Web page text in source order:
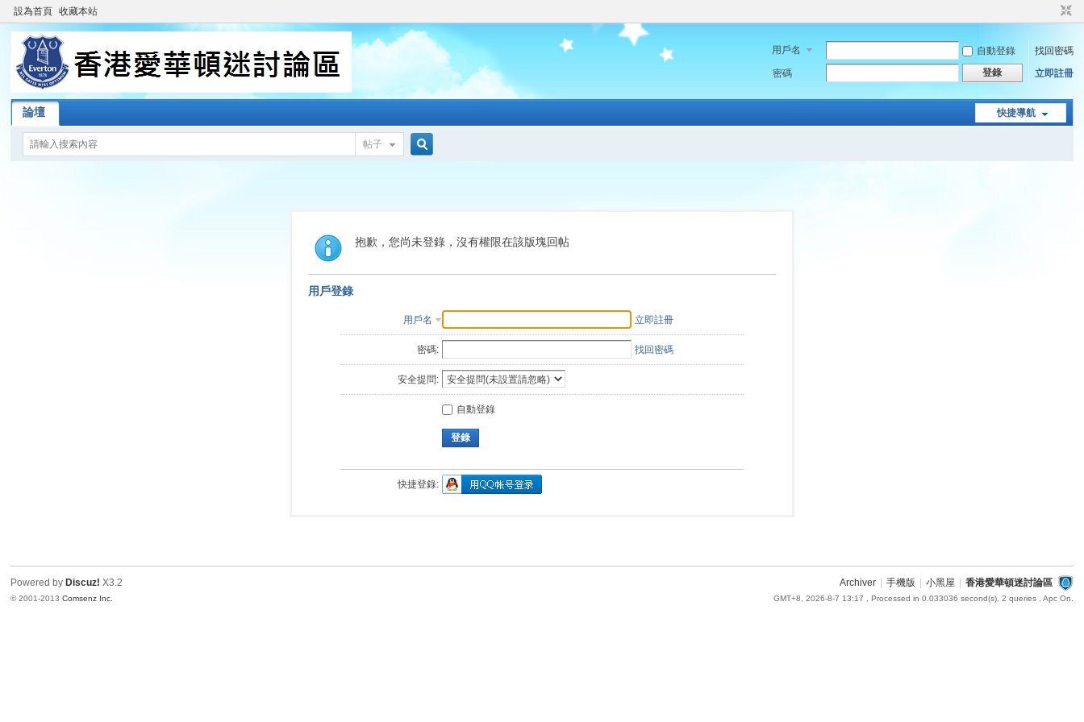
設為首頁 收藏本站
用戶名 自動登錄
找回密碼
密碼
登錄 立即註冊
快捷導航
論壇
帖子
索
抱歉，您尚未登錄，沒有權限在該版塊回帖
用戶登錄
用戶名 立即註冊
密碼: 找回密碼
安全提問:
自動登錄
登錄
快捷登錄:
Archiver 手機版 小黑屋 香港愛華頓迷討論區
GMT+8, 2026-8-7 13:17 , Processed in 0.033036 second(s), 2 queries , Apc On.
Powered by Discuz! X3.2
© 2001-2013Comsenz Inc.